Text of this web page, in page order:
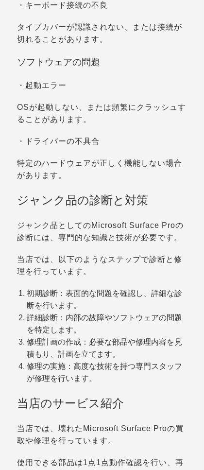
・キーボード接続の不良
タイプカバーが認識されない、または接続が
切れることがあります。
ソフトウェアの問題
・起動エラー
OSが起動しない、または頻繁にクラッシュす
ることがあります。
・ドライバーの不具合
特定のハードウェアが正しく機能しない場合
があります。
ジャンク品の診断と対策
ジャンク品としてのMicrosoft Surface Proの
診断には、専門的な知識と技術が必要です。
当店では、以下のようなステップで診断と修
理を行っています。
初期診断：表面的な問題を確認し、詳細な診
断を行います。
詳細診断：内部の故障やソフトウェアの問題
を特定します。
修理計画の作成：必要な部品や修理内容を見
積もり、計画を立てます。
修理の実施：高度な技術を持つ専門スタッフ
が修理を行います。
当店のサービス紹介
当店では、壊れたMicrosoft Surface Proの買
取や修理を行っています。
使用できる部品は1点1点動作確認を行い、再